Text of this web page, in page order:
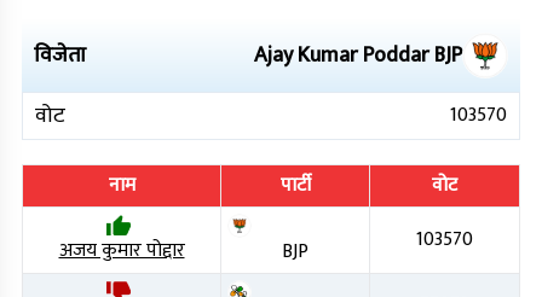
विजेता Ajay Kumar PoddarBJP
वोट
103570
नाम पार्टी
वोट
अजय कुमार पोद्दार
BJP 103570